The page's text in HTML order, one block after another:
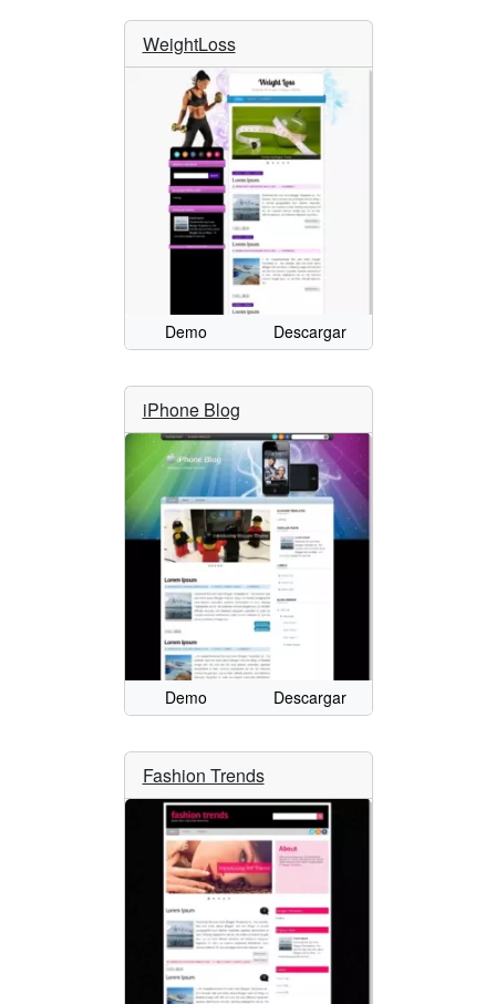
WeightLoss
Demo Descargar
iPhone Blog
Demo Descargar
Fashion Trends